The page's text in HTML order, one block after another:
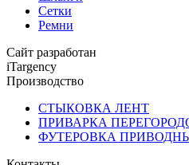
Сетки
Ремни
Сайт разработан
iTargency
Производство
СТЫКОВКА ЛЕНТ
ПРИВАРКА
ФУТЕРОВКА